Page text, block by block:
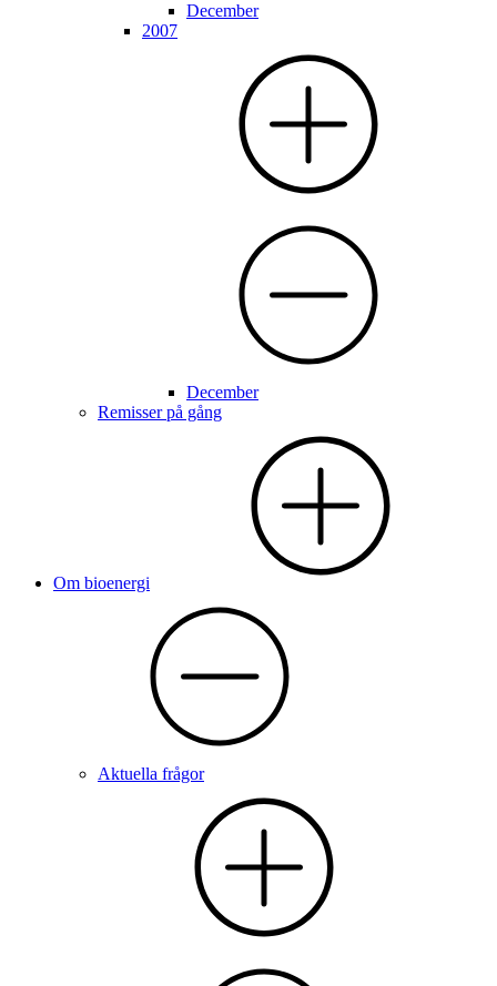
December
2007
December
Remisser på gång
Om bioenergi
Aktuella frågor